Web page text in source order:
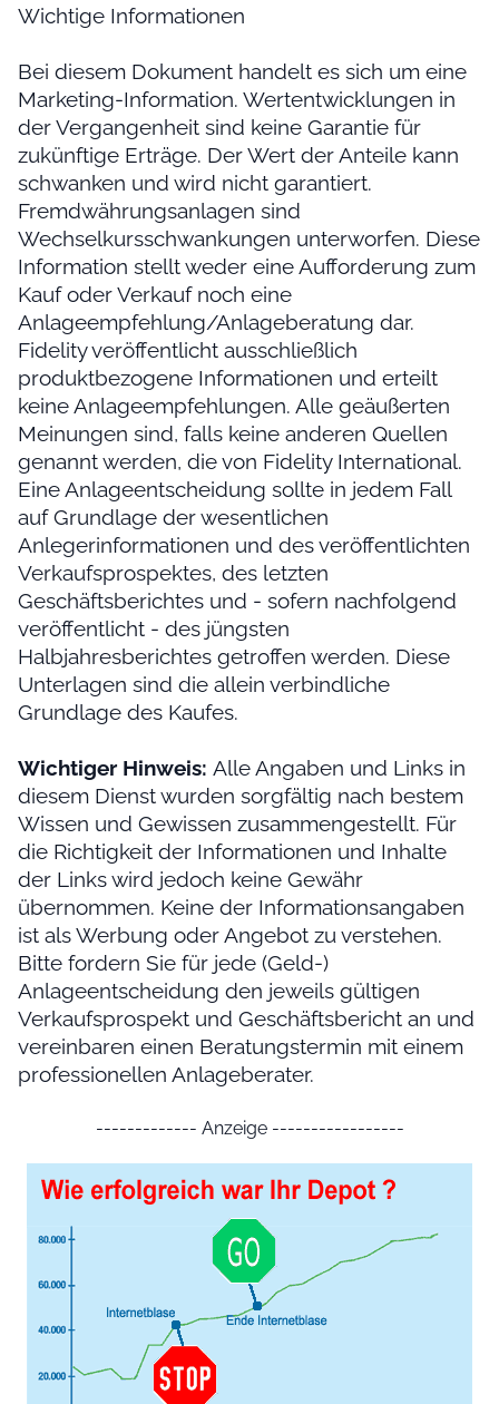
Wichtige Informationen
Bei diesem Dokument handelt es sich um eine
Marketing-Information. Wertentwicklungen in
der Vergangenheit sind keine Garantie für
zukünftige Erträge. Der Wert der Anteile kann
schwanken und wird nicht garantiert.
Fremdwährungsanlagen sind
Wechselkursschwankungen unterworfen. Diese
Information stellt weder eine Aufforderung zum
Kauf oder Verkauf noch eine
Anlageempfehlung/Anlageberatung dar.
Fidelity veröffentlicht ausschließlich
produktbezogene Informationen und erteilt
keine Anlageempfehlungen. Alle geäußerten
Meinungen sind, falls keine anderen Quellen
genannt werden, die von Fidelity International.
Eine Anlageentscheidung sollte in jedem Fall
auf Grundlage der wesentlichen
Anlegerinformationen und des veröffentlichten
Verkaufsprospektes, des letzten
Geschäftsberichtes und - sofern nachfolgend
veröffentlicht - des jüngsten
Halbjahresberichtes getroffen werden. Diese
Unterlagen sind die allein verbindliche
Grundlage des Kaufes.
Wichtiger Hinweis: Alle Angaben und Links in
diesem Dienst wurden sorgfältig nach bestem
Wissen und Gewissen zusammengestellt. Für
die Richtigkeit der Informationen und Inhalte
der Links wird jedoch keine Gewähr
übernommen. Keine der Informationsangaben
ist als Werbung oder Angebot zu verstehen.
Bitte fordern Sie für jede (Geld-)
Anlageentscheidung den jeweils gültigen
Verkaufsprospekt und Geschäftsbericht an und
vereinbaren einen Beratungstermin mit einem
professionellen Anlageberater.
------------- Anzeige -----------------